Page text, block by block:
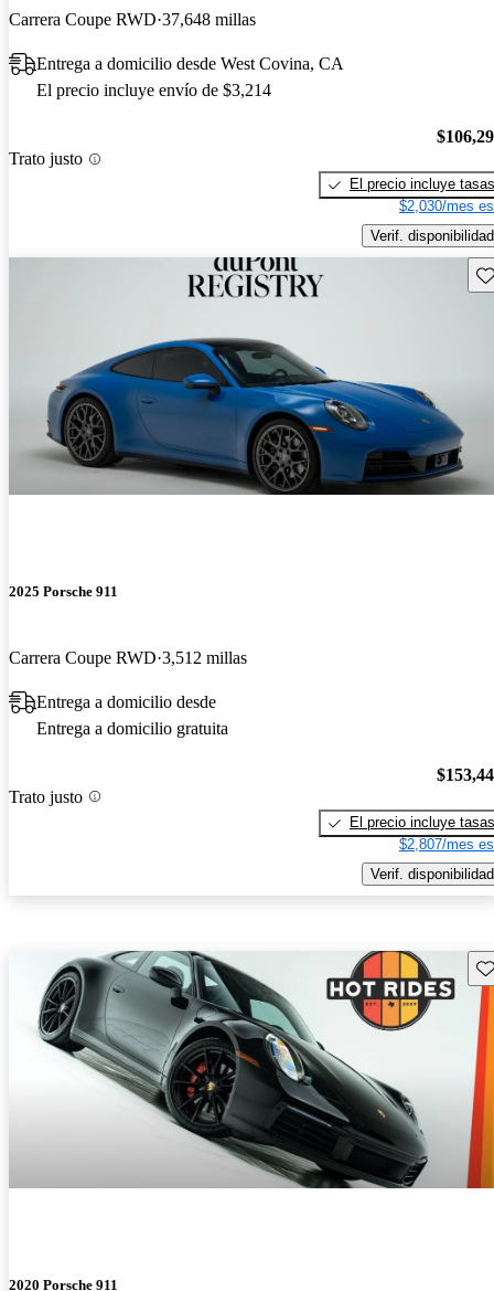
Carrera Coupe RWD 37,648 millas
Entrega a domicilio desde West Covina, CA
El precio incluye envío de $3,214
Trato justo
El precio incluye tasas
$2,030/mes
Verif. disponibilidad
2025 Porsche 911
Carrera Coupe RWD 3,512 millas
Entrega a domicilio desde
Entrega a domicilio gratuita
Trato justo
El precio incluye tasas
$2,807/mes
Verif. disponibilidad
2020 Porsche 911